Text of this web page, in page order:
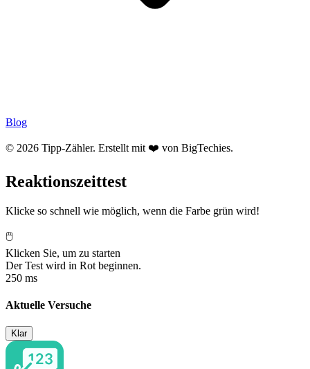
Blog
© 2026 Tipp-Zähler. Erstellt mit ❤️ von BigTechies.
Reaktionszeittest
Klicke so schnell wie möglich, wenn die Farbe grün wird!
🖱️
Klicken Sie, um zu starten
Der Test wird in Rot beginnen.
250 ms
Aktuelle Versuche
Klar